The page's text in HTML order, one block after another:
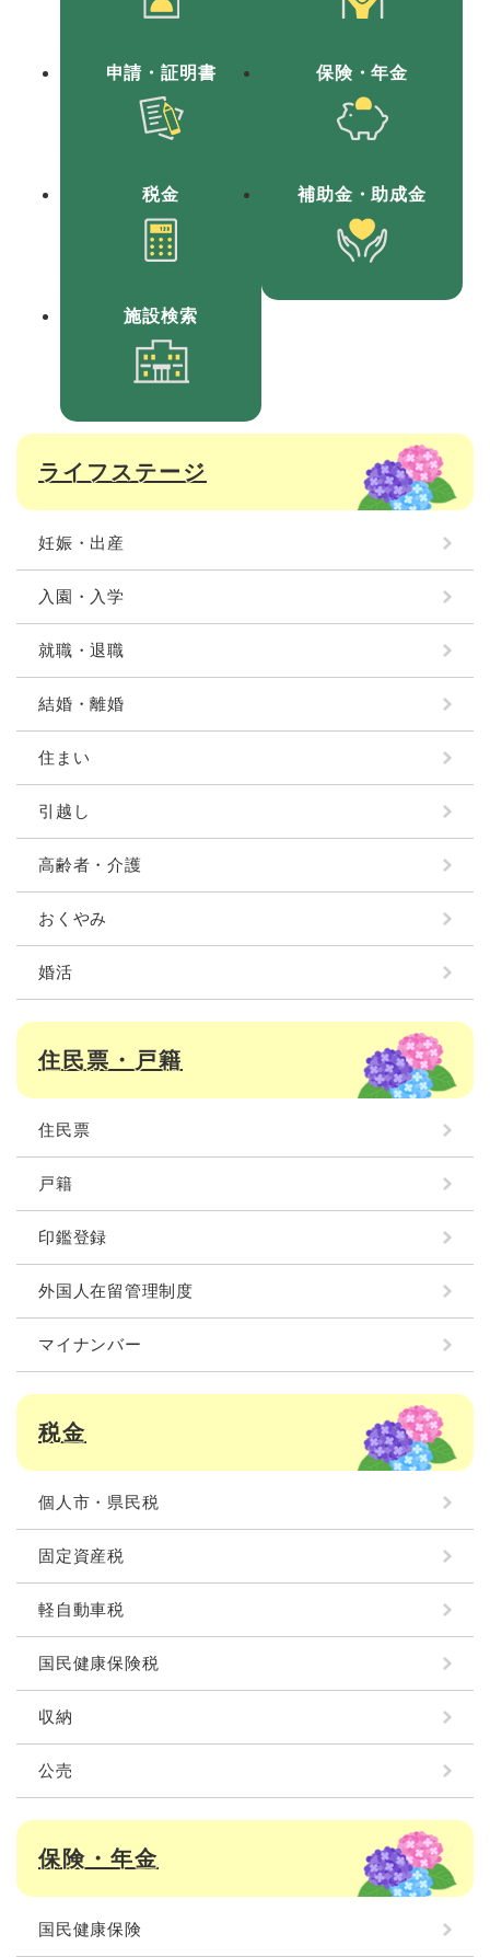
申請 ・証明書 保険・年金
税金 補助金 ・助成金
施設検索
ライフステージ
妊娠・出産
入園・入学
就職・退職
結婚・離婚
住まい
引越し
高齢者・介護
おくやみ
婚活
住民票・戸籍
住民票
戸籍
印鑑登録
外国人在留管理制度
マイナンバー
税金
個人市・県民税
固定資産税
軽自動車税
国民健康保険税
収納
公売
保険・年金
国民健康保険